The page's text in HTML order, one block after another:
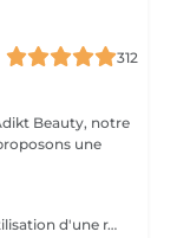
312
Beauty, notre
Limage des ongles, retrait des cuticules et utilisation d'une râpe spécifique pour éliminer les callosités